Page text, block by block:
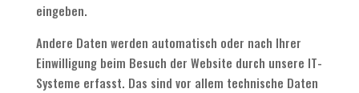
eingeben.
Andere Daten werden automatisch oder nach Ihrer
Einwilligung beim Besuch der Website durch unsere IT-
Systeme erfasst. Das sind vor allem technische Daten